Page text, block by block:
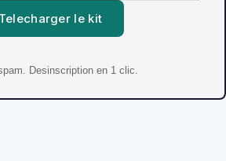
Telecharger le kit
Desinscription en 1 clic.